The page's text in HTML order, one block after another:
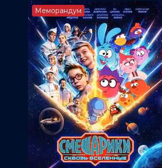
Меморандум